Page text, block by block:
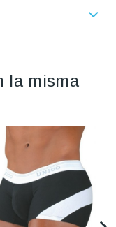
la misma